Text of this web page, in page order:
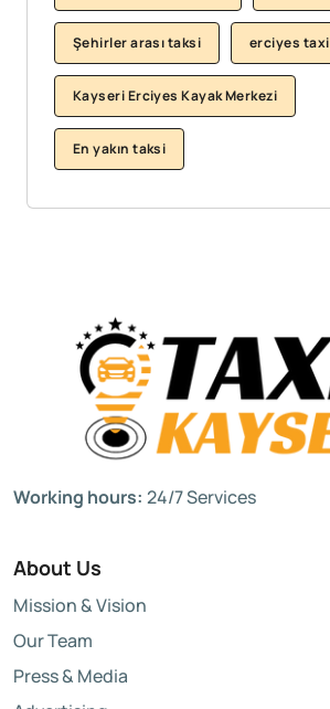
Şehirler arası taksi erciyes taxi
Kayseri Erciyes Kayak Merkezi
En yakın taksi
Working hours: 24/7 Services
About Us
Mission & Vision
Our Team
Press & Media